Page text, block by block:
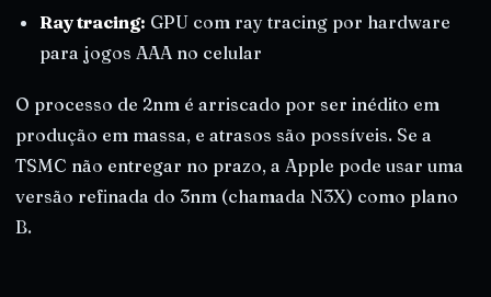
Ray tracing: GPU com ray tracing por hardware
para jogos AAA no celular
O processo de 2nm é arriscado por ser inédito em
produção em massa, e atrasos são possíveis. Se a
TSMC não entregar no prazo, a Apple pode usar uma
versão refinada do 3nm (chamada N3X) como plano
B.